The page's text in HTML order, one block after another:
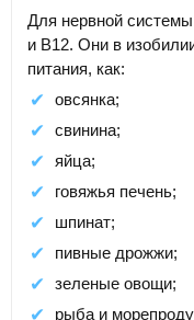
Для нервной
и В12. Они в
питания, как:
овсянка;
свинина;
яйца;
говяжья печень;
шпинат;
пивные дрожжи;
зеленые овощи;
рыба и